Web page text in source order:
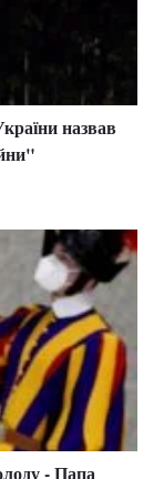
назвав
- Папа